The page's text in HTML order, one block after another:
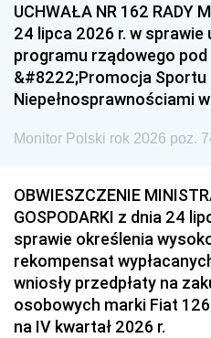
UCHWAŁA NR 162 RADY
24 lipca 2026 r. w
programu rządowego pod
&#8222;Promocja Sportu
Niepełnosprawnościami
Monitor Polski rok 2026 poz.
OBWIESZCZENIE
GOSPODARKI z dnia 24
sprawie określenia
rekompensat
wniosły przedpłaty na
osobowych marki Fiat
na IV kwartał 2026 r.